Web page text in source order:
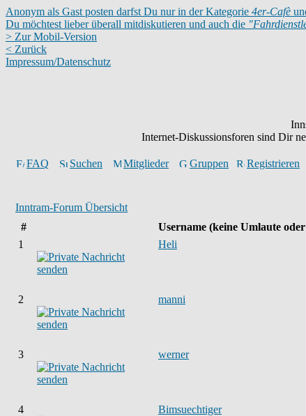
Anonym als Gast posten darfst Du nur in der Kategorie 4er-Cafè
Du möchtest lieber überall mitdiskutieren und auch die
> Zur Mobil-Version
< Zurück
Impressum/Datenschutz
Internet-Diskussionsforen sind Dir
FAQ Suchen Mitglieder Gruppen Registrieren
Inntram-Forum Übersicht
#
Username (keine Umlaute
1
Heli
2 manni
3 werner
4 Bimsuechtiger